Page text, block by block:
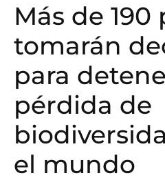
Más de 190
tomarán
para
pérdida de
el mundo